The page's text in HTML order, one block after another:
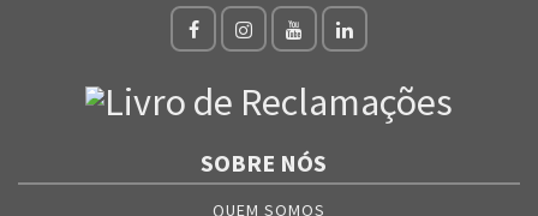
SOBRE NÓS
QUEM SOMOS